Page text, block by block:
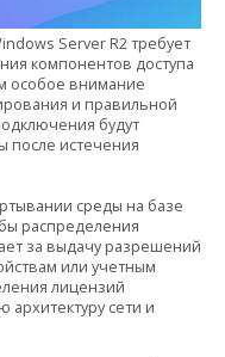
Server R2 требует
компонентов доступа
особое внимание
и правильной
будут
после истечения
среды на базе
распределения
за выдачу разрешений
или учетным
лицензий
сети и